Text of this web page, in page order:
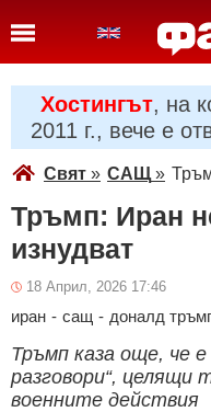
Хостингът, на
2011 г., вече е
Свят » САЩ»
Тръмп: Иран
изнудват
18 Април, 2026 17:46
иран - сащ - доналд
Тръмп каза още, че
разговори“, целящи
военните действия